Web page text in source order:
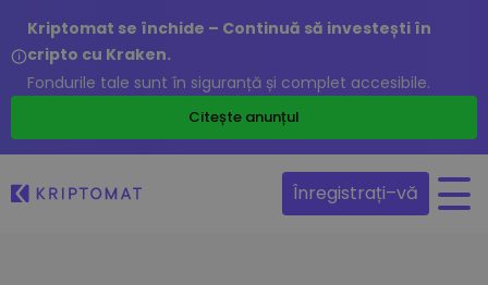
Kriptomat se închide – Continuă să investești în
cripto cu Kraken.
Fondurile tale sunt în siguranță și complet accesibile.
Citește anunțul
Înregistrați–vă